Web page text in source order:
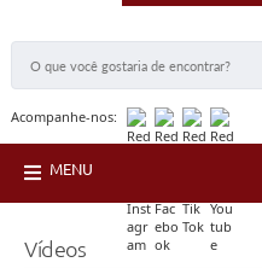
Acompanhe-nos:
MENU
Vídeos